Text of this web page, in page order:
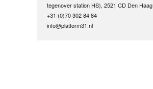
tegenover station HS), 2521 CD Den Haag
+31 (0)70 302 84 84
info@platform31.nl